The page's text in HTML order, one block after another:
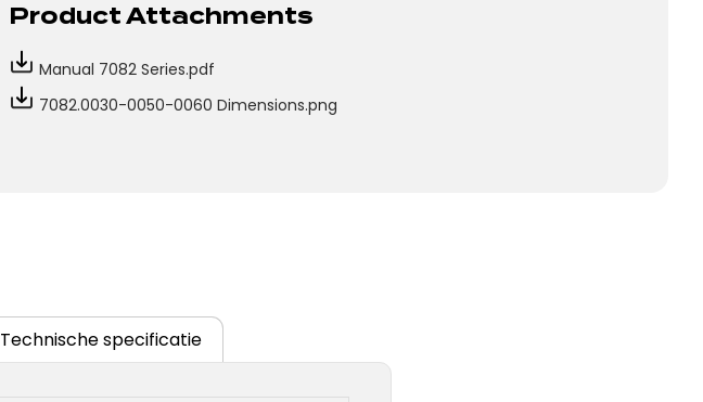
Product Attachments
Manual 7082 Series.pdf
7082.0030-0050-0060 Dimensions.png
Technische specificatie